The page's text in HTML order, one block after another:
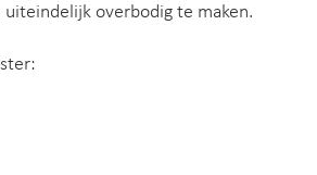
overbodig te maken.